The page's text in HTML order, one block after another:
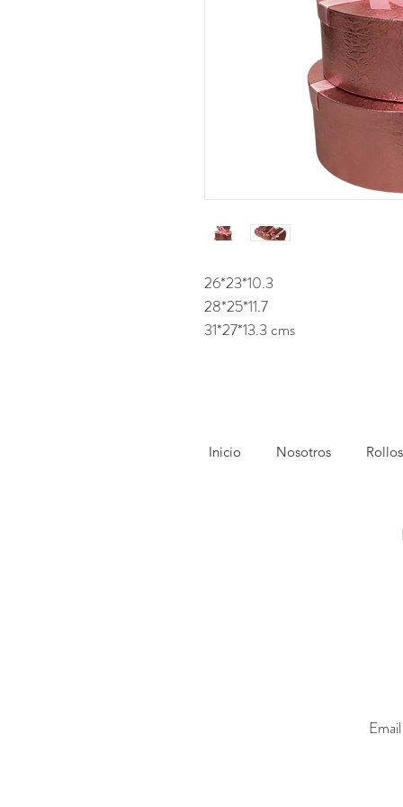
26*23*10.3
28*25*11.7
31*27*13.3 cms
Inicio Nosotros Rollos